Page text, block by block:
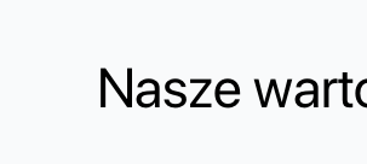
Nasze